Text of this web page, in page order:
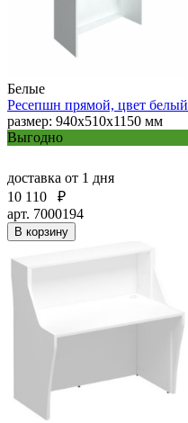
Белые
Ресепшн прямой, цвет белый
размер: 940х510х1150 мм
Выгодно
доставка от 1 дня
10 110
₽
арт. 7000194
В корзину